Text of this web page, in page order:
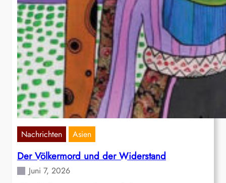
Nachrichten Asien
Der Völkermord und der Widerstand
Juni 7, 2026